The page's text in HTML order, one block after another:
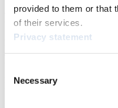
provided to them or that
of their services.
Privacy statement
Selection
Necessary
Für Nationale
Hier können Sie sich über
aktuelle Regelwerk sowie
Ausschreibungen für
Mitgliedersektion zugreifen.